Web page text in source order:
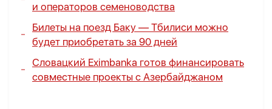
и операторов семеноводства
Билеты на поезд Баку — Тбилиси можно
будет приобретать за 90 дней
Словацкий Eximbanka готов финансировать
совместные проекты с Азербайджаном